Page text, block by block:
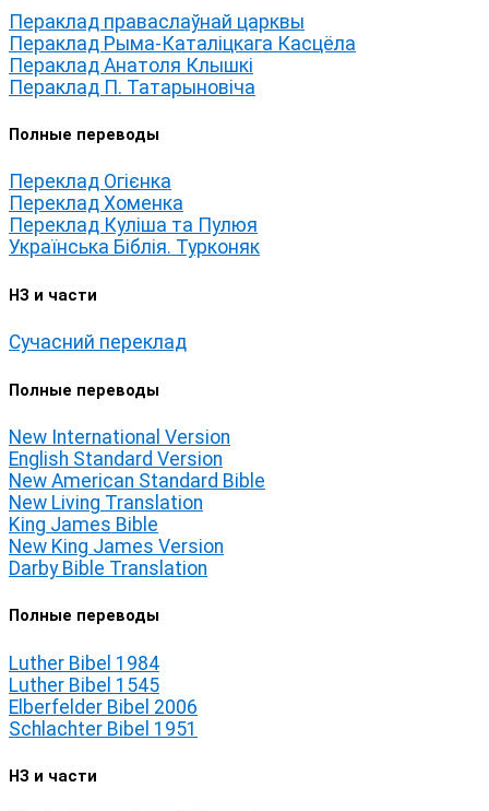
Пераклад праваслаўнай царквы
Пераклад Рыма-Каталіцкага Касцёла
Пераклад Анатоля Клышкi
Пераклад П. Татарыновіча
Полные переводы
Переклад Огієнка
Переклад Хоменка
Переклад Куліша та Пулюя
Українська Біблія. Турконяк
НЗ и части
Сучасний переклад
Полные переводы
New International Version
English Standard Version
New American Standard Bible
New Living Translation
King James Bible
New King James Version
Darby Bible Translation
Полные переводы
Luther Bibel 1984
Luther Bibel 1545
Elberfelder Bibel 2006
Schlachter Bibel 1951
НЗ и части